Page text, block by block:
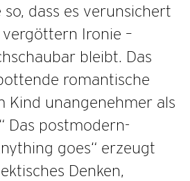
dass es verunsichert
Ironie –
bleibt. Das
romantische
Kind unangenehmer als
Das postmodern-
goes“ erzeugt
Denken,